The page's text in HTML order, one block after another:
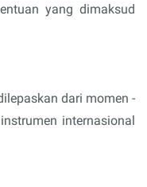
yang dimaksud
dari momen -
internasional